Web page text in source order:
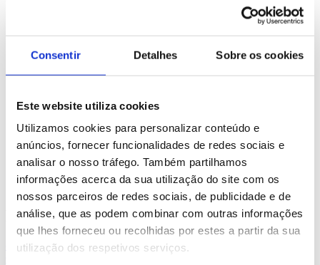
Consentir Detalhes Sobre os cookies
Este website utiliza cookies
Utilizamos cookies para personalizar conteúdo e
anúncios, fornecer funcionalidades de redes sociais e
analisar o nosso tráfego. Também partilhamos
informações acerca da sua utilização do site com os
nossos parceiros de redes sociais, de publicidade e de
análise, que as podem combinar com outras informações
que lhes forneceu ou recolhidas por estes a partir da sua
utilização dos respetivos serviços.
Quinta da Aldeia
Montado
Quinta da Ria & Quinta de Cima
Quinta do Vale
Notícias
Contactos
Procurement DHM
código de conduta de fornecedores